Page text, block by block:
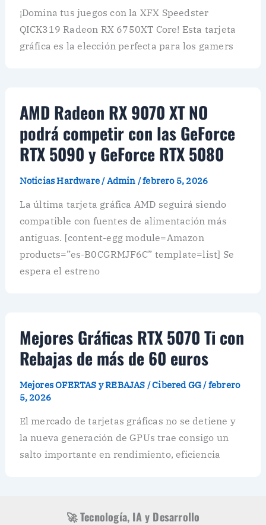
¡Domina tus juegos con la XFX Speedster
QICK319 Radeon RX 6750XT Core! Esta tarjeta
gráfica es la elección perfecta para los gamers
AMD Radeon RX 9070 XT NO
podrá competir con las GeForce
RTX 5090 y GeForce RTX 5080
Noticias Hardware /Admin /febrero 5, 2026
La última tarjeta gráfica AMD seguirá siendo
compatible con fuentes de alimentación más
antiguas. [content-egg module=Amazon
products=”es-B0CGRMJF6C” template=list] Se
espera el estreno
Mejores Gráficas RTX 5070 Ti con
Rebajas de más de 60 euros
Mejores OFERTAS y REBAJAS /Cibered GG /febrero
5, 2026
El mercado de tarjetas gráficas no se detiene y
la nueva generación de GPUs trae consigo un
salto importante en rendimiento, eficiencia
🚀 Tecnología, IA y Desarrollo